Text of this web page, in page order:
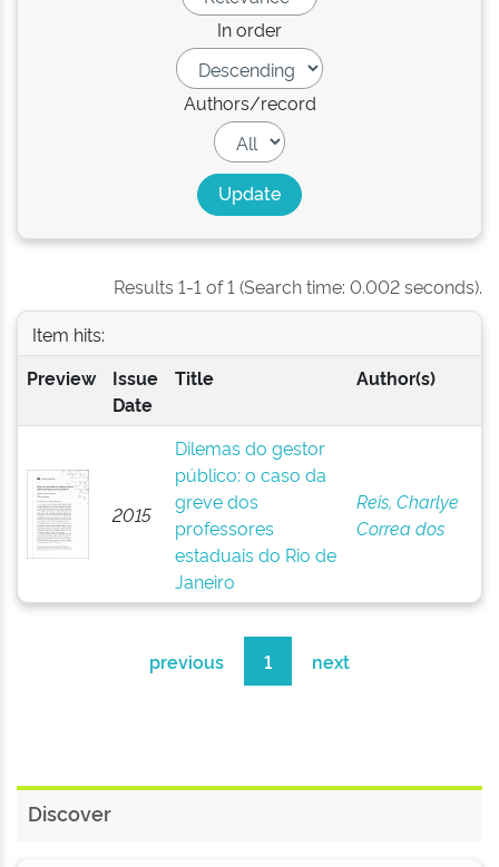
In order
Authors/record
Results 1-1 of 1 (Search time: 0.002 seconds).
Item hits:
Preview
Issue
Date
Title Author(s)
2015
Dilemas do gestor
público: o caso da
greve dos
professores
estaduais do Rio de
Janeiro
Reis, Charlye
Correa dos
previous 1 next
Discover